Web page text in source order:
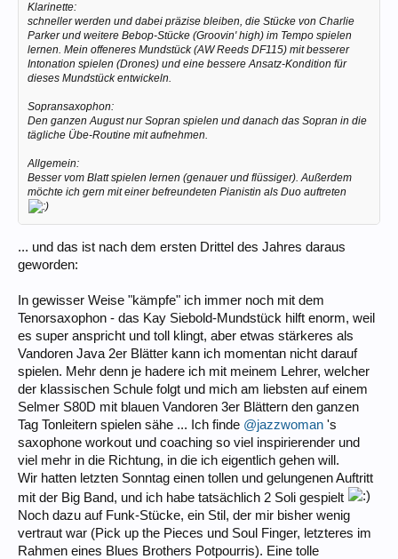
Klarinette:
schneller werden und dabei präzise bleiben, die Stücke von Charlie
Parker und weitere Bebop-Stücke (Groovin' high) im Tempo spielen
lernen. Mein offeneres Mundstück (AW Reeds DF115) mit besserer
Intonation spielen (Drones) und eine bessere Ansatz-Kondition für
dieses Mundstück entwickeln.
Sopransaxophon:
Den ganzen August nur Sopran spielen und danach das Sopran in die
tägliche Übe-Routine mit aufnehmen.
Allgemein:
Besser vom Blatt spielen lernen (genauer und flüssiger). Außerdem
möchte ich gern mit einer befreundeten Pianistin als Duo auftreten
... und das ist nach dem ersten Drittel des Jahres daraus
geworden:
In gewisser Weise "kämpfe" ich immer noch mit dem
Tenorsaxophon - das Kay Siebold-Mundstück hilft enorm, weil
es super anspricht und toll klingt, aber etwas stärkeres als
Vandoren Java 2er Blätter kann ich momentan nicht darauf
spielen. Mehr denn je hadere ich mit meinem Lehrer, welcher
der klassischen Schule folgt und mich am liebsten auf einem
Selmer S80D mit blauen Vandoren 3er Blättern den ganzen
Tag Tonleitern spielen sähe ... Ich finde @jazzwoman 's
saxophone workout und coaching so viel inspirierender und
viel mehr in die Richtung, in die ich eigentlich gehen will.
Wir hatten letzten Sonntag einen tollen und gelungenen Auftritt
mit der Big Band, und ich habe tatsächlich 2 Soli gespielt
Noch dazu auf Funk-Stücke, ein Stil, der mir bisher wenig
vertraut war (Pick up the Pieces und Soul Finger, letzteres im
Rahmen eines Blues Brothers Potpourris). Eine tolle